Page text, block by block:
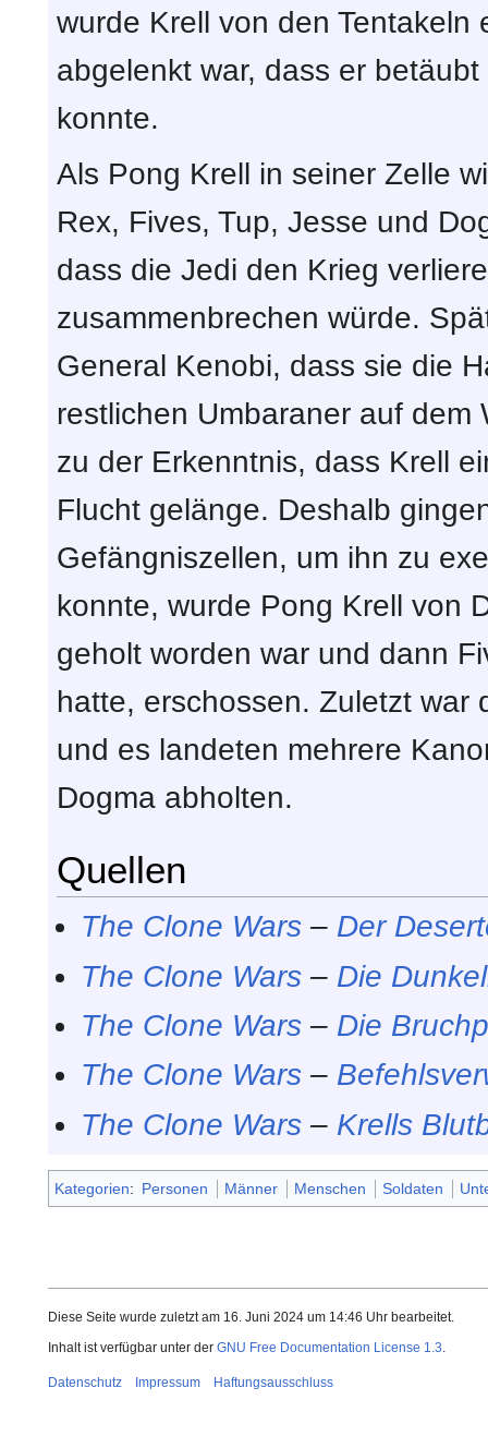
wurde Krell von den
abgelenkt war, dass er
konnte.
Als Pong Krell in seiner Zelle
Rex, Fives, Tup, Jesse und
dass die Jedi den Krieg
zusammenbrechen würde.
General Kenobi, dass sie die
restlichen Umbaraner auf
zu der Erkenntnis, dass Krell
Flucht gelänge. Deshalb
Gefängniszellen, um ihn zu
konnte, wurde Pong Krell von
geholt worden war und dann
hatte, erschossen. Zuletzt war
und es landeten mehrere
Dogma abholten.
Quellen
The Clone Wars – Der
The Clone Wars – Die
The Clone Wars – Die
The Clone Wars –
The Clone Wars – Krells
Kategorien: Personen Männer Menschen Soldaten
Diese Seite wurde zuletzt am 16. Juni 2024 um 14:46 Uhr bearbeitet.
Inhalt ist verfügbar unter der GNU Free Documentation License 1.3.
Datenschutz Impressum Haftungsausschluss